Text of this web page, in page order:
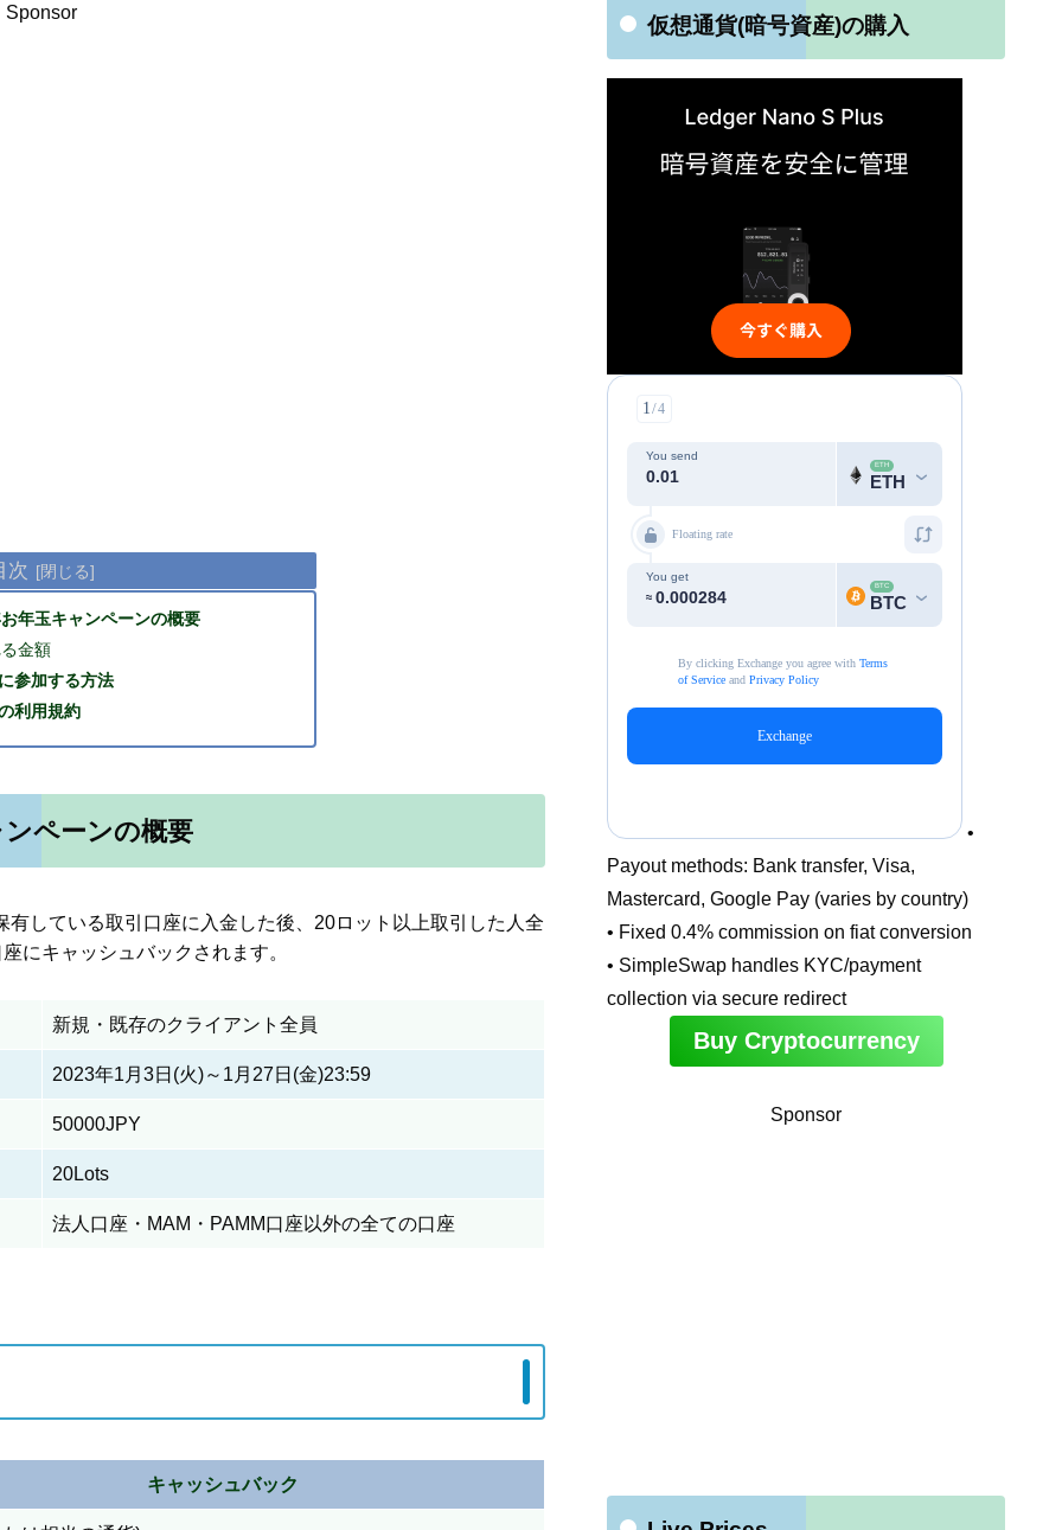
Sponsor
次
年玉キャンペーンの概要
金額
参加する方法
利用規約
ペーンの概要
している取引口座に入金した後、20ロット以上取引した人全
にキャッシュバックされます。
新規・既存のクライアント全員
2023年1月3日(火)～1月27日(金)23:59
50000JPY
20Lots
法人口座・MAM・PAMM口座以外の全ての口座
キャッシュバック
仮想通貨(暗号資産)の購入
•
Payout methods: Bank transfer, Visa,
Mastercard, Google Pay (varies by country)
• Fixed 0.4% commission on fiat conversion
• SimpleSwap handles KYC/payment
collection via secure redirect
Buy Cryptocurrency
Sponsor